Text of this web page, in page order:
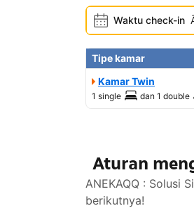
Waktu check-in
Tipe kamar
Kamar Twin
1 single dan 1 double
Aturan
ANEKAQQ : Solusi
berikutnya!